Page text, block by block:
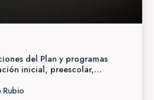
del Plan y programas
inicial, preescolar,
Rubio